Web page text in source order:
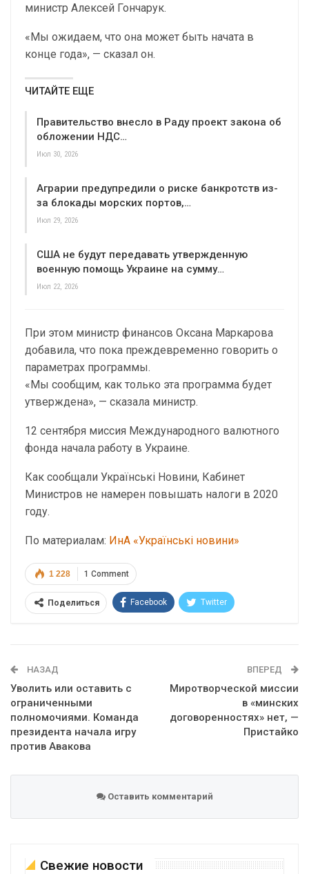
министр Алексей Гончарук.
«Мы ожидаем, что она может быть начата в
конце года», — сказал он.
ЧИТАЙТЕ ЕЩЕ
Правительство внесло в Раду проект закона об
обложении НДС…
Июл 30, 2026
Аграрии предупредили о риске банкротств из-
за блокады морских портов,…
Июл 29, 2026
США не будут передавать утвержденную
военную помощь Украине на сумму…
Июл 22, 2026
При этом министр финансов Оксана Маркарова
добавила, что пока преждевременно говорить о
параметрах программы.
«Мы сообщим, как только эта программа будет
утверждена», — сказала министр.
12 сентября миссия Международного валютного
фонда начала работу в Украине.
Как сообщали Українські Новини, Кабинет
Министров не намерен повышать налоги в 2020
году.
По материалам: ИнА «Українські новини»
1 Comment
1 228
Поделиться Facebook Twitter
НАЗАД
Уволить или оставить с
ограниченными
полномочиями. Команда
президента начала игру
против Авакова
ВПЕРЕД
Миротворческой миссии
в «минских
договоренностях» нет, —
Пристайко
Оставить комментарий
Свежие новости